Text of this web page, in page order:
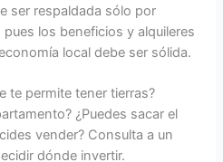
ser respaldada sólo por
los beneficios y alquileres
local debe ser sólida.
te permite tener tierras?
¿Puedes sacar el
vender? Consulta a un
dónde invertir.